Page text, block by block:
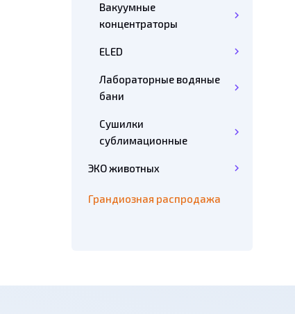
Вакуумные
концентраторы
ELED
Лабораторные водяные
бани
Сушилки
сублимационные
ЭКО животных
Грандиозная распродажа